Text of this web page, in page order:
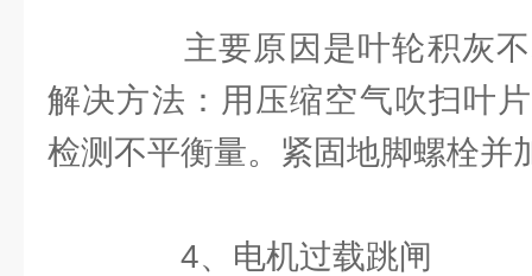
主要原因是叶轮积灰不
解决方法：用压缩空气吹扫叶
检测不平衡量。紧固地脚螺栓并
4、电机过载跳闸